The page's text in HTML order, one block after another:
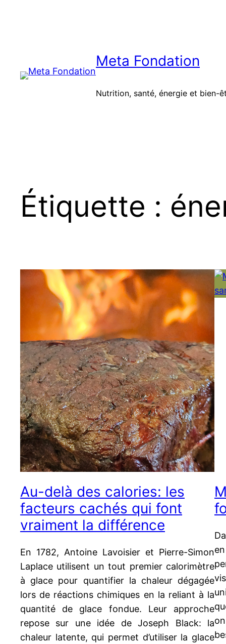
Meta Fondation
Nutrition, santé, énergie et bien-
Étiquette :
Au-delà des calories: les
facteurs cachés qui font
vraiment la différence
En 1782, Antoine Lavoisier et Pierre-Simon
Laplace utilisent un tout premier calorimètre
à glace pour quantifier la chaleur dégagée
lors de réactions chimiques en la reliant à la
quantité de glace fondue. Leur approche
repose sur une idée de Joseph Black: la
chaleur latente, qui permet d’utiliser la glace